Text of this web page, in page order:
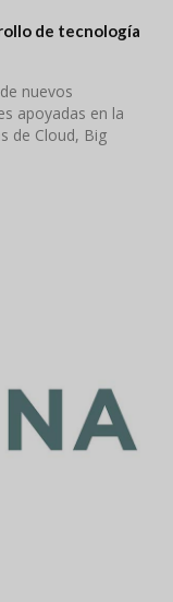
de tecnología
nuevos
apoyadas en la
de Cloud, Big